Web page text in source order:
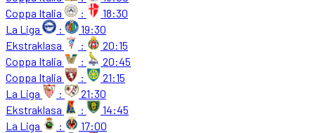
Coppa Italia
:
18:30
La Liga
:
19:30
Ekstraklasa
:
20:15
Coppa Italia
:
20:45
Coppa Italia
:
21:15
La Liga
:
21:30
Ekstraklasa
:
14:45
La Liga
:
17:00